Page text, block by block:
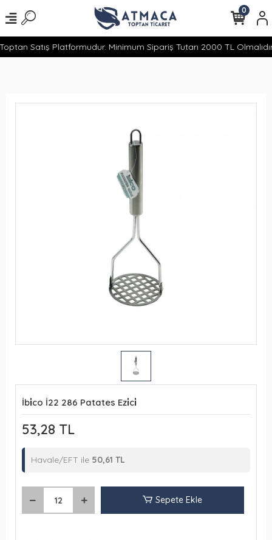
Satış Platformudur. Minimum Sipariş Tutarı 2000 TL
0
İbi̇co İ22 286 Patates Ezi̇ci̇
53,28 TL
Havale/EFT ile 50,61 TL
Sepete Ekle